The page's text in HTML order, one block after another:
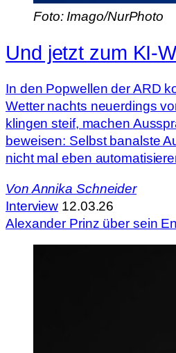
Foto: Imago/NurPhoto
Und jetzt zum KI-
In den Popwellen der ARD
Wetter nachts neuerdings
klingen steif, machen
beweisen: Selbst banalste
nicht mal eben
Von Annika Schneider
Interview 12.03.26
Alexander Prinz über sein